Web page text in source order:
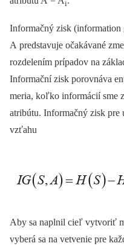
i
Informačný zisk
A predstavuje očakávané
rozdelením prípadov na
Informační zisk porovnáva
meria, koľko informácií sme
atribútu. Informačný zisk pre
vzťahu
Aby sa naplnil cieľ vytvoriť
vyberá sa na vetvenie pre